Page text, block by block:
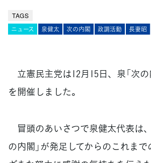
TAGS
ニュース 泉健太 次の内閣 政調活動 長妻昭
立憲民主党は12月15日、泉「次の
を開催しました。
冒頭のあいさつで泉健太代表は
の内閣」が発足してからのこれま